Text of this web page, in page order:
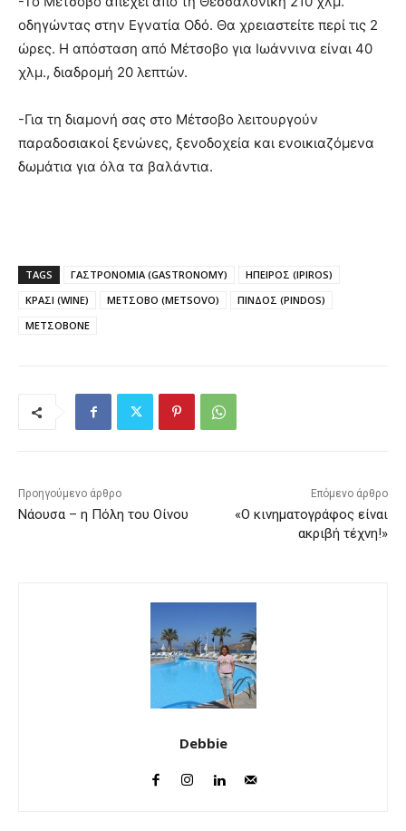
οδηγώντας στην Εγνατία Οδό. Θα χρειαστείτε περί τις 2
ώρες. Η απόσταση από Μέτσοβο για Ιωάννινα είναι 40
χλμ., διαδρομή 20 λεπτών.
-Για τη διαμονή σας στο Μέτσοβο λειτουργούν
παραδοσιακοί ξενώνες, ξενοδοχεία και ενοικιαζόμενα
δωμάτια για όλα τα βαλάντια.
TAGS ΓΑΣΤΡΟΝΟΜΙΑ (GASTRONOMY)
ΗΠΕΙΡΟΣ (IPIROS)
ΚΡΑΣΙ (WINE)
ΜΕΤΣΟΒΟ (METSOVO)
ΠΙΝΔΟΣ (PINDOS)
ΜΕΤΣΟΒΟΝΕ
Προηγούμενο άρθρο
Νάουσα – η Πόλη του Οίνου
Επόμενο άρθρο
«Ο κινηματογράφος είναι
ακριβή τέχνη!»
Debbie